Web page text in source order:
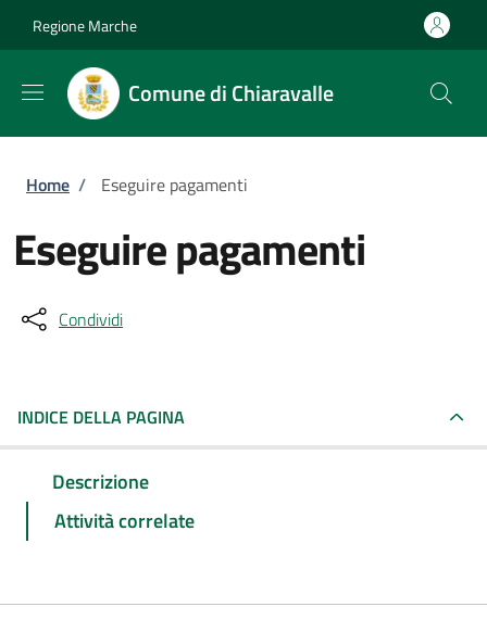
Regione Marche
Comune di Chiaravalle
Briciole di pane
Home / Eseguire pagamenti
Eseguire pagamenti
Condividi
INDICE DELLA PAGINA
Descrizione
Attività correlate